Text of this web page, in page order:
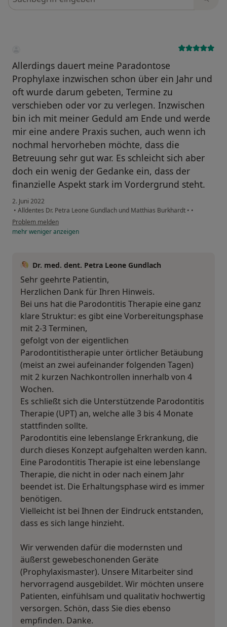
Allerdings dauert meine Paradontose
Prophylaxe inzwischen schon über ein Jahr und
oft wurde darum gebeten, Termine zu
verschieben oder vor zu verlegen. Inzwischen
bin ich mit meiner Geduld am Ende und werde
mir eine andere Praxis suchen, auch wenn ich
nochmal hervorheben möchte, dass die
Betreuung sehr gut war. Es schleicht sich aber
doch ein wenig der Gedanke ein, dass der
finanzielle Aspekt stark im Vordergrund steht.
2. Juni 2022
• Alldentes Dr. Petra Leone Gundlach und Matthias Burkhardt • •
Problem melden
mehrwenigeranzeigen
Dr. med. dent. Petra Leone Gundlach
Sehr geehrte Patientin,
Herzlichen Dank für Ihren Hinweis.
Bei uns hat die Parodontitis Therapie eine ganz
klare Struktur: es gibt eine Vorbereitungsphase
mit 2-3 Terminen,
gefolgt von der eigentlichen
Parodontitistherapie unter örtlicher Betäubung
(meist an zwei aufeinander folgenden Tagen)
mit 2 kurzen Nachkontrollen innerhalb von 4
Wochen.
Es schließt sich die Unterstützende Parodontitis
Therapie (UPT) an, welche alle 3 bis 4 Monate
stattfinden sollte.
Parodontitis eine lebenslange Erkrankung, die
durch dieses Konzept aufgehalten werden kann.
Eine Parodontitis Therapie ist eine lebenslange
Therapie, die nicht in oder nach einem Jahr
beendet ist. Die Erhaltungsphase wird es immer
benötigen.
Vielleicht ist bei Ihnen der Eindruck entstanden,
dass es sich lange hinzieht.
Wir verwenden dafür die modernsten und
äußerst gewebeschonenden Geräte
(Prophylaxismaster). Unsere Mitarbeiter sind
hervorragend ausgebildet. Wir möchten unsere
Patienten, einfühlsam und qualitativ hochwertig
versorgen. Schön, dass Sie dies ebenso
empfinden. Danke.